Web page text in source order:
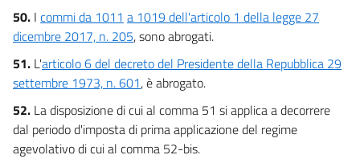
50. I commi da 1011 a 1019 dell'articolo 1 della legge 27
dicembre 2017, n. 205, sono abrogati.
51. L'articolo 6 del decreto del Presidente della Repubblica 29
settembre 1973, n. 601, è abrogato.
52. La disposizione di cui al comma 51 si applica a decorrere
dal periodo d'imposta di prima applicazione del regime
agevolativo di cui al comma 52-bis.